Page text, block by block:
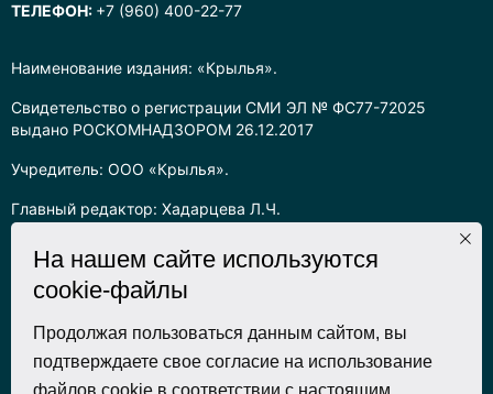
Наименование издания: «Крылья».
Свидетельство о регистрации СМИ ЭЛ № ФС77-72025
выдано РОСКОМНАДЗОРОМ 26.12.2017
Учредитель: ООО «Крылья».
Главный редактор: Хадарцева Л.Ч.
Информация на сайте предназначена для лиц старше 16 лет.
Все права на любые материалы, опубликованные на сайте,
защищены в соответствии с российским законодательством
об интеллектуальной собственности. Любое использование
текстовых, фото, аудио и видеоматериалов возможно только
с согласия правообладателя (ООО «Крылья») и при строгом
ТЕЛЕФОН: +7 (960) 400-22-77
На нашем сайте используются
cookie-файлы
Продолжая пользоваться данным сайтом, вы
подтверждаете свое согласие на использование
файлов cookie в соответствии с настоящим